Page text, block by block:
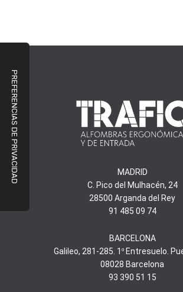
MADRID
C. Pico del Mulhacén, 24
28500 Arganda del Rey
91 485 09 74
BARCELONA
Galileo, 281-285. 1º Entresuelo.
08028 Barcelona
93 390 51 15